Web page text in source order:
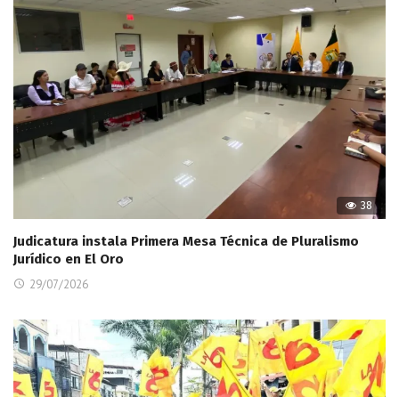
38
Judicatura instala Primera Mesa Técnica de Pluralismo
Jurídico en El Oro
29/07/2026